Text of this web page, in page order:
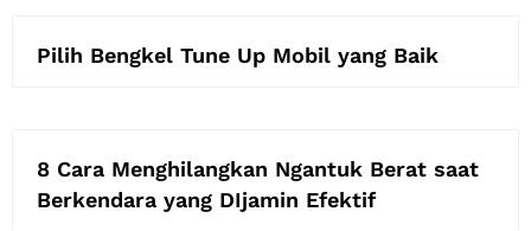
Pilih Bengkel Tune Up Mobil yang Baik
8 Cara Menghilangkan Ngantuk Berat saat
Berkendara yang DIjamin Efektif